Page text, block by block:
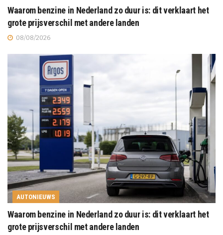
Waarom benzine in Nederland zo duur is: dit verklaart het
grote prijsverschil met andere landen
08/08/2026
AUTONIEUWS
Waarom benzine in Nederland zo duur is: dit verklaart het
grote prijsverschil met andere landen